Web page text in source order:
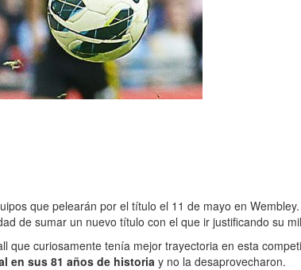
que pelearán por el título el 11 de mayo en
de sumar un nuevo título con el que ir justificando su
curiosamente tenía mejor trayectoria en esta
en sus 81 años de historia y no la desaprovecharon.